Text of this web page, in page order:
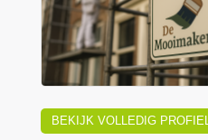
BEKIJK VOLLEDIG PROFIEL